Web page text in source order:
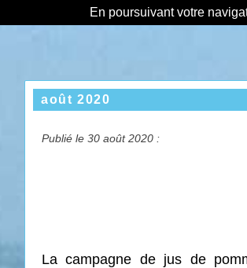
En poursuivant votre
août 2020
Publié le 30 août 2020 :
La campagne de jus de